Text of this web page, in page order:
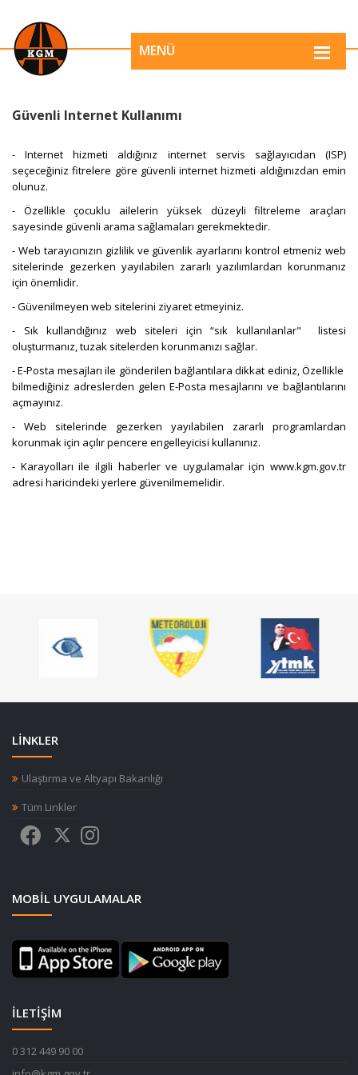
MENÜ
Güvenli Internet Kullanımı
- Internet hizmeti aldığınız internet servis sağlayıcıdan (ISP)
seçeceğiniz fitrelere göre güvenli internet hizmeti aldığınızdan emin
olunuz.
- Özellikle çocuklu ailelerin yüksek düzeyli filtreleme araçları
sayesinde güvenli arama sağlamaları gerekmektedir.
- Web tarayıcınızın gizlilik ve güvenlik ayarlarını kontrol etmeniz web
sitelerinde gezerken yayılabilen zararlı yazılımlardan korunmanız
için önemlidir.
- Güvenilmeyen web sitelerini ziyaret etmeyiniz.
- Sık kullandığınız web siteleri için “sık kullanılanlar" listesi
oluşturmanız, tuzak sitelerden korunmanızı sağlar.
- E-Posta mesajları ile gönderilen bağlantılara dikkat ediniz, Özellikle
bilmediğiniz adreslerden gelen E-Posta mesajlarını ve bağlantılarını
açmayınız.
- Web sitelerinde gezerken yayılabilen zararlı programlardan
korunmak için açılır pencere engelleyicisi kullanınız.
- Karayolları ile ilgili haberler ve uygulamalar için www.kgm.gov.tr
adresi haricindeki yerlere güvenilmemelidir.
LİNKLER
Ulaştırma ve Altyapı Bakanlığı
Tüm Linkler
MOBIL UYGULAMALAR
İLETİŞİM
0 312 449 90 00